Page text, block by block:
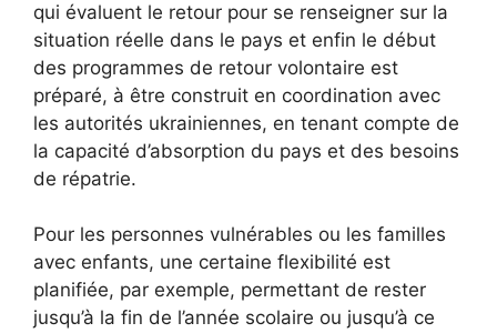
qui évaluent le retour pour se renseigner sur la
situation réelle dans le pays et enfin le début
des programmes de retour volontaire est
préparé, à être construit en coordination avec
les autorités ukrainiennes, en tenant compte de
la capacité d’absorption du pays et des besoins
de répatrie.
Pour les personnes vulnérables ou les familles
avec enfants, une certaine flexibilité est
planifiée, par exemple, permettant de rester
jusqu’à la fin de l’année scolaire ou jusqu’à ce